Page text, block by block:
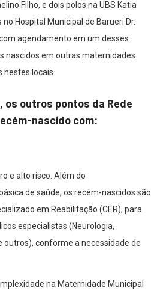
Filho, e dois polos na UBS Katia
Hospital Municipal de Barueri Dr.
agendamento em um desses
nascidos em outras maternidades
locais.
os outros pontos da Rede
nascido com:
e alto risco. Além do
de saúde, os recém-nascidos são
em Reabilitação (CER), para
especialistas (Neurologia,
outros), conforme a necessidade de
na Maternidade Municipal